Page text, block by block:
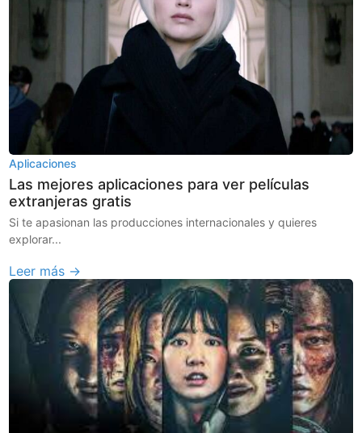
Aplicaciones
Las mejores aplicaciones para ver películas
extranjeras gratis
Si te apasionan las producciones internacionales y quieres
explorar...
Leer más →